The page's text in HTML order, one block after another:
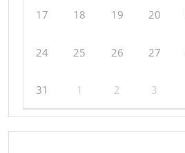
17 18 19 20
24 25 26 27
31 1 2 3